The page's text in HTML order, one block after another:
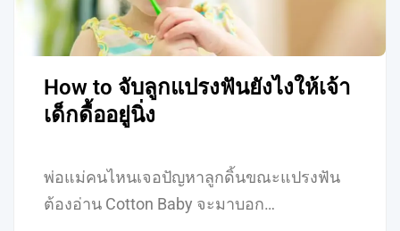
How to จับลูกแปรงฟันยังไงให้เจ้า
เด็กดื้ออยู่นิ่ง
พ่อแม่คนไหนเจอปัญหาลูกดิ้นขณะแปรงฟัน
ต้องอ่าน Cotton Baby จะมาบอก…